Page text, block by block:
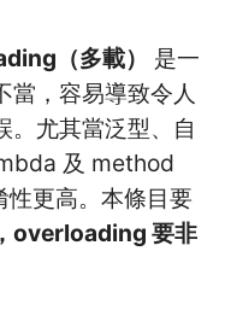
（多載）
是一
當，容易導致令人
。尤其當泛型、自
及 method
更高。本條目要
overloading 要非